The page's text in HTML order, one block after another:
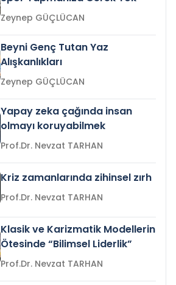
Zeynep GÜÇLÜCAN
Beyni Genç Tutan Yaz
Alışkanlıkları
Zeynep GÜÇLÜCAN
Yapay zeka çağında insan
olmayı koruyabilmek
Prof.Dr. Nevzat TARHAN
Kriz zamanlarında zihinsel zırh
Prof.Dr. Nevzat TARHAN
Klasik ve Karizmatik Modellerin
Ötesinde “Bilimsel Liderlik”
Prof.Dr. Nevzat TARHAN